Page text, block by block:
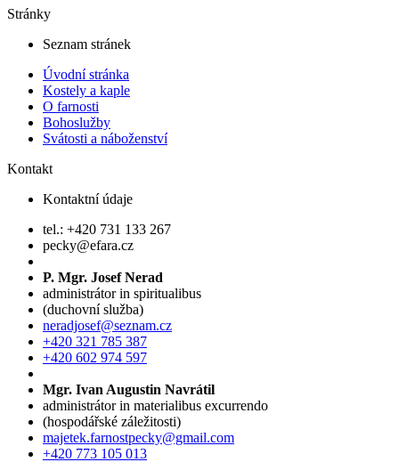
Stránky
Seznam stránek
Úvodní stránka
Kostely a kaple
O farnosti
Bohoslužby
Svátosti a náboženství
Kontakt
Kontaktní údaje
tel.: +420 731 133 267
pecky@efara.cz
P. Mgr. Josef Nerad
administrátor in spiritualibus
(duchovní služba)
neradjosef@seznam.cz
+420 321 785 387
+420 602 974 597
Mgr. Ivan Augustin Navrátil
administrátor in materialibus excurrendo
(hospodářské záležitosti)
majetek.farnostpecky@gmail.com
+420 773 105 013